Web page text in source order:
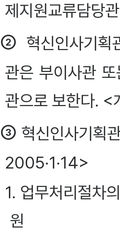
제지원교류담당
② 혁신인사기획
관은 부이사관
관으로 보한다.
③ 혁신인사기획
2005·1·14>
1. 업무처리절차
원